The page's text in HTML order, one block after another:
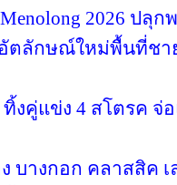
Menolong 2026 ปลุ
ตลักษณ์ใหม่พื้นที่ชา
ทิ้งคู่แข่ง 4 สโตรค
บางกอก คลาสสิค